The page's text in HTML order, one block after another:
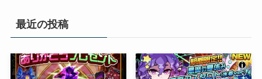
リ
最近の投稿